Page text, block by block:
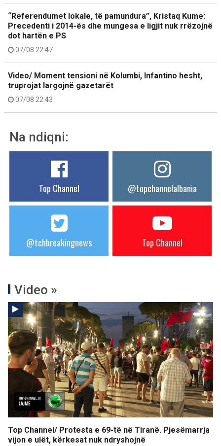
“Referendumet lokale, të pamundura”, Kristaq Kume:
Precedenti i 2014-ës dhe mungesa e ligjit nuk rrëzojnë
dot hartën e PS
07/08 22:47
Video/ Moment tensioni në Kolumbi, Infantino hesht,
truprojat largojnë gazetarët
07/08 22:43
Na ndiqni:
Top Channel @topchannelalbania
@tchbreakingnews Top Channel
Video »
Top Channel/ Protesta e 69-të në Tiranë. Pjesëmarrja
vijon e ulët, kërkesat nuk ndryshojnë